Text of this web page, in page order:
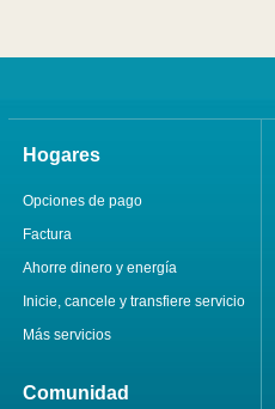
Hogares
Opciones de pago
Factura
Ahorre dinero y energía
Inicie, cancele y transfiere servicio
Más servicios
Comunidad